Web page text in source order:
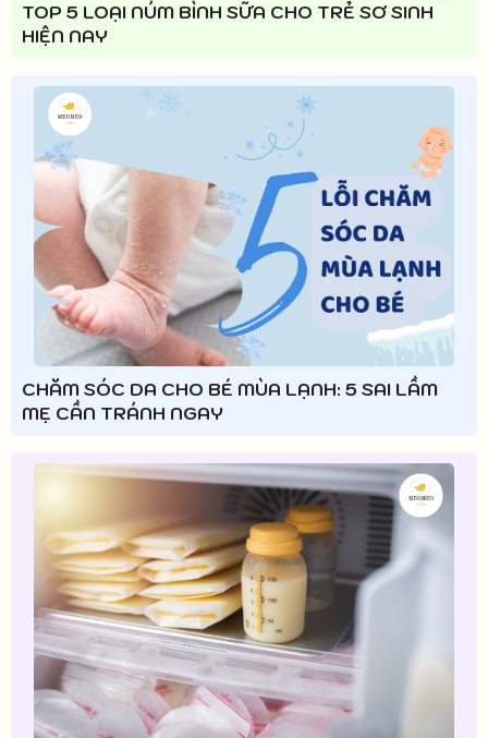
TOP 5 LOẠI NÚM BÌNH SỮA CHO TRẺ SƠ SINH
HIỆN NAY
CHĂM SÓC DA CHO BÉ MÙA LẠNH: 5 SAI LẦM
MẸ CẦN TRÁNH NGAY